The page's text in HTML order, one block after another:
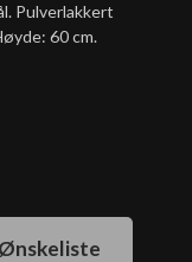
Pulverlakkert
60 cm.
Ønskeliste